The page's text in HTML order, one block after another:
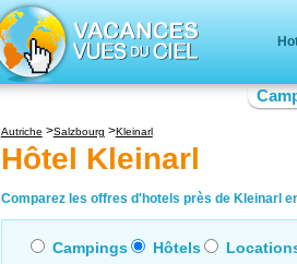
Autriche Salzbourg Kleinarl
Hôtel Kleinarl
Comparez les offres d'hotels près de Kleinarl
Campings Hôtels